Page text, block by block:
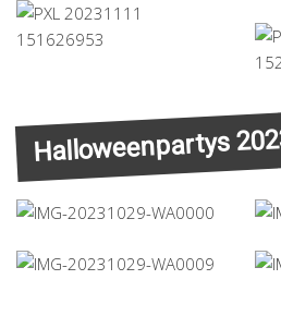
Halloweenpartys